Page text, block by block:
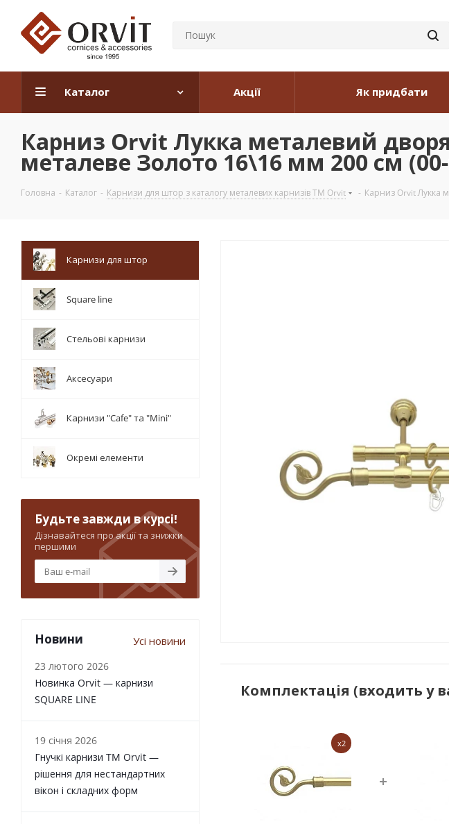
Каталог Акції Як придбати
Карниз Orvit Лукка металевий
металеве Золото 16\16 мм 200 см
Головна - Каталог - Карнизи для штор з каталогу металевих карнизів TM Orvit - Карниз Orvit Лукка
Комплектація (входить у
x2
Карнизи для штор
Square line
Стельові карнизи
Аксесуари
Карнизи "Cafe" та "Mini"
Окремі елементи
Будьте завжди в курсі!
Дізнавайтеся про акції та знижки
першими
Новини Усі новини
23 лютого 2026
Новинка Orvit — карнизи
SQUARE LINE
19 січня 2026
Гнучкі карнизи TM Orvit —
рішення для нестандартних
вікон і складних форм